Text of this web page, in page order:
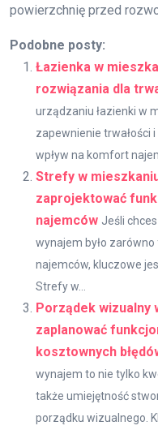
powierzchnię przed
Podobne posty:
Łazienka w
rozwiązania dla
urządzaniu łazienki w
zapewnienie trwałości
wpływ na komfort
Strefy w
zaprojektować
najemców Jeśli
wynajem było
najemców, kluczowe
Strefy w...
Porządek wizualny
zaplanować
kosztownych
wynajem to nie tylko
także umiejętność
porządku wizualnego.